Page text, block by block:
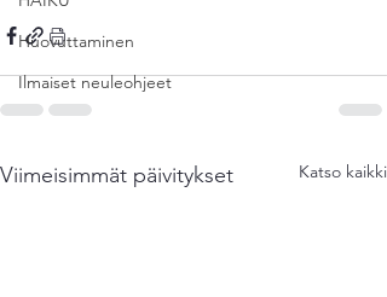
Huovuttaminen
Ilmaiset neuleohjeet
Viimeisimmät päivitykset Katso kaikki